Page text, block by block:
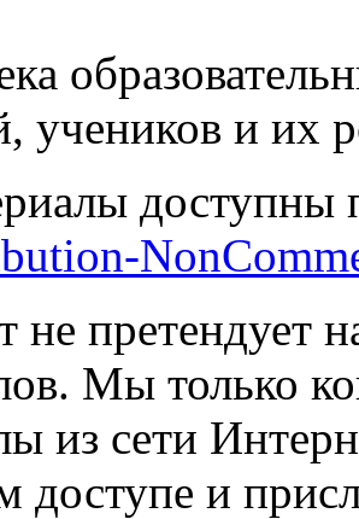
учеников и их
доступны
не претендует
Мы только
из сети
доступе и